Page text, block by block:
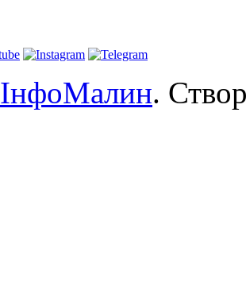
ІнфоМалин.